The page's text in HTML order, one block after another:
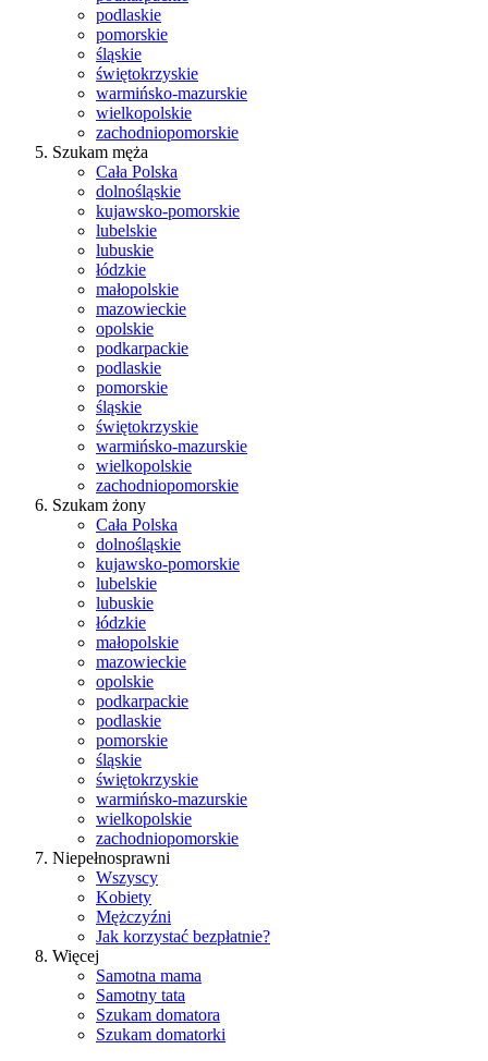
podlaskie
pomorskie
śląskie
świętokrzyskie
warmińsko-mazurskie
wielkopolskie
zachodniopomorskie
Szukam męża
Cała Polska
dolnośląskie
kujawsko-pomorskie
lubelskie
lubuskie
łódzkie
małopolskie
mazowieckie
opolskie
podkarpackie
podlaskie
pomorskie
śląskie
świętokrzyskie
warmińsko-mazurskie
wielkopolskie
zachodniopomorskie
Szukam żony
Cała Polska
dolnośląskie
kujawsko-pomorskie
lubelskie
lubuskie
łódzkie
małopolskie
mazowieckie
opolskie
podkarpackie
podlaskie
pomorskie
śląskie
świętokrzyskie
warmińsko-mazurskie
wielkopolskie
zachodniopomorskie
Niepełnosprawni
Wszyscy
Kobiety
Mężczyźni
Jak korzystać bezpłatnie?
Więcej
Samotna mama
Samotny tata
Szukam domatora
Szukam domatorki